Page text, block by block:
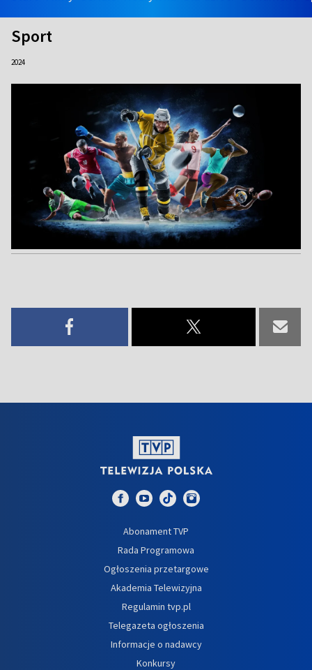
Sport
2024
Abonament TVP
Rada Programowa
Ogłoszenia przetargowe
Akademia Telewizyjna
Regulamin tvp.pl
Telegazeta ogłoszenia
Informacje o nadawcy
Konkursy